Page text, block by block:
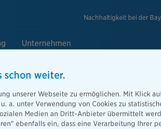
Nachhaltigkeit bei der
Unternehmen
schon weiter.
unserer Webseite zu ermöglichen. Mit Klick
a. unter Verwendung von Cookies zu
Medien an Dritt-Anbieter übermittelt
ebenfalls ein, dass eine Verarbeitung Ihrer